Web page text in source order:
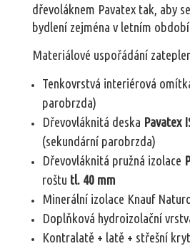
dřevoláknem Pavatex tak, aby
bydlení zejména v letním
Materiálové uspořádání
Tenkovrstvá interiérová
parobrzda)
Dřevovláknitá deska Pavatex
(sekundární parobrzda)
Dřevovláknitá pružná izolace
roštu tl. 40 mm
Minerální izolace Knauf
Doplňková hydroizolační
Kontralatě + latě + střešní